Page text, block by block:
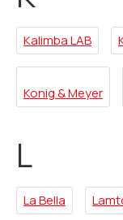
Kalimba LAB
Konig & Meyer
L
La Bella